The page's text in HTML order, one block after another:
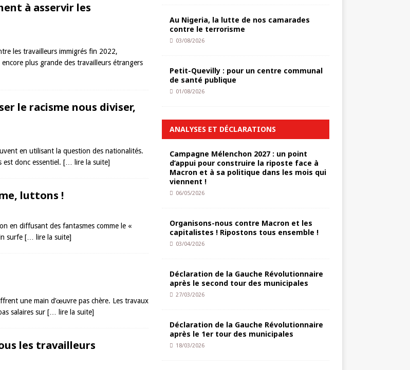
à asservir les
les travailleurs immigrés fin 2022,
plus grande des travailleurs étrangers
le racisme nous diviser,
en utilisant la question des nationalités.
est donc essentiel. [… lire la suite]
luttons !
en diffusant des fantasmes comme le «
surfe [… lire la suite]
une main d’œuvre pas chère. Les travaux
salaires sur [… lire la suite]
les travailleurs
Au Nigeria, la lutte de nos camarades
contre le terrorisme
03/08/2026
Petit-Quevilly : pour un centre communal
de santé publique
01/08/2026
ANALYSES ET DÉCLARATIONS
Campagne Mélenchon 2027 : un point
d’appui pour construire la riposte face à
Macron et à sa politique dans les mois qui
viennent !
06/05/2026
Organisons-nous contre Macron et les
capitalistes ! Ripostons tous ensemble !
03/04/2026
Déclaration de la Gauche Révolutionnaire
après le second tour des municipales
27/03/2026
Déclaration de la Gauche Révolutionnaire
après le 1er tour des municipales
18/03/2026